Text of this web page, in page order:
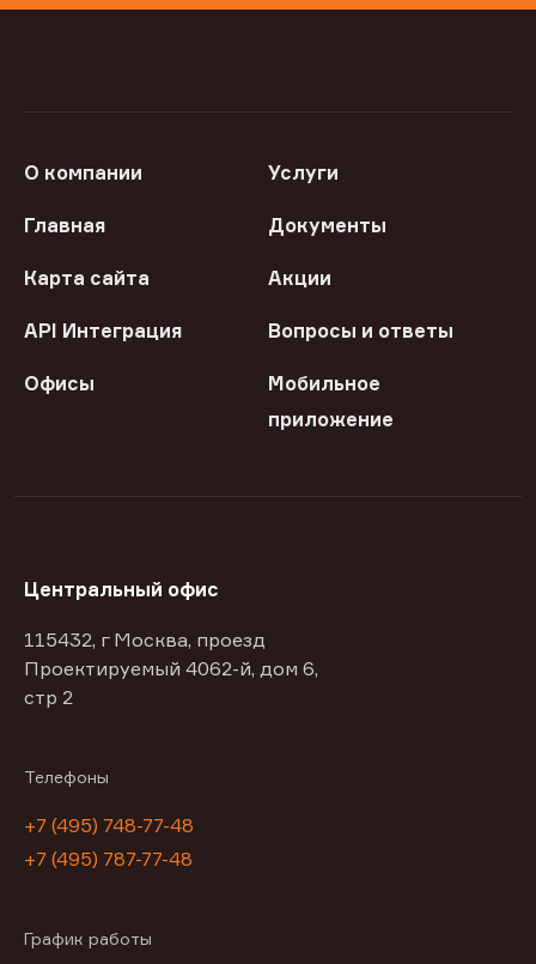
О компании Услуги
Главная Документы
Карта сайта Акции
API Интеграция Вопросы и ответы
Офисы
Мобильное
приложение
Центральный офис
115432, г Москва, проезд
Проектируемый 4062-й, дом 6,
стр 2
Телефоны
+7 (495) 748-77-48
+7 (495) 787-77-48
График работы